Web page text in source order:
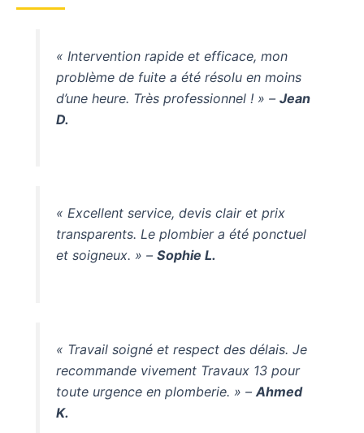
« Intervention rapide et efficace, mon
problème de fuite a été résolu en moins
d’une heure. Très professionnel ! » –Jean
D.
« Excellent service, devis clair et prix
transparents. Le plombier a été ponctuel
et soigneux. » –Sophie L.
« Travail soigné et respect des délais. Je
recommande vivement Travaux 13 pour
toute urgence en plomberie. » –Ahmed
K.